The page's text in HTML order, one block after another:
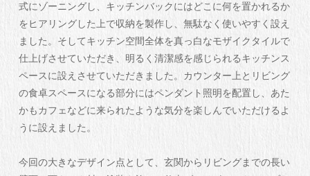
式にゾーニングし、キッチンバックにはどこに何を置かれるか
をヒアリングした上で収納を製作し、無駄なく使いやすく設え
ました。そしてキッチン空間全体を真っ白なモザイクタイルで
仕上げさせていただき、明るく清潔感を感じられるキッチンス
ペースに設えさせていただきました。カウンター上とリビング
の食卓スペースになる部分にはペンダント照明を配置し、あた
かもカフェなどに来られたような気分を楽しんでいただけるよ
うに設えました。
今回の大きなデザイン点として、玄関からリビングまでの長い